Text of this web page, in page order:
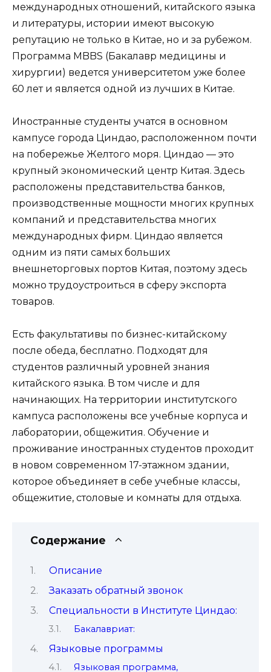
международных отношений, китайского языка
и литературы, истории имеют высокую
репутацию не только в Китае, но и за рубежом.
Программа MBBS (Бакалавр медицины и
хирургии) ведется университетом уже более
60 лет и является одной из лучших в Китае.
Иностранные студенты учатся в основном
кампусе города Циндао, расположенном почти
на побережье Желтого моря. Циндао — это
крупный экономический центр Китая. Здесь
расположены представительства банков,
производственные мощности многих крупных
компаний и представительства многих
международных фирм. Циндао является
одним из пяти самых больших
внешнеторговых портов Китая, поэтому здесь
можно трудоустроиться в сферу экспорта
товаров.
Есть факультативы по бизнес-китайскому
после обеда, бесплатно. Подходят для
студентов различный уровней знания
китайского языка. В том числе и для
начинающих. На территории институтского
кампуса расположены все учебные корпуса и
лаборатории, общежития. Обучение и
проживание иностранных студентов проходит
в новом современном 17-этажном здании,
которое объединяет в себе учебные классы,
общежитие, столовые и комнаты для отдыха.
Содержание
Описание
Заказать обратный звонок
Специальности в Институте Циндао:
Бакалавриат:
Языковые программы
Языковая программа,